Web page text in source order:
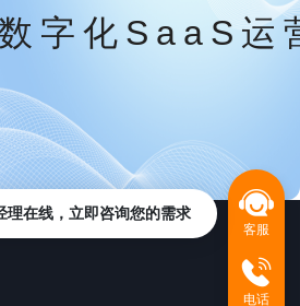
字化SaaS运
客服
电话
理在线，立即咨询您的需求